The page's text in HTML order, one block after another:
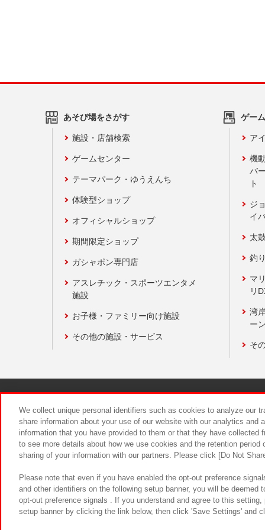
あそび場をさがす
施設・店舗検索
ゲームセンター
テーマパーク・ゆうえんち
体験型ショップ
オフィシャルショップ
期間限定ショップ
ガシャポン専門店
アスレチック・スポーツエンタメ
施設
お子様・ファミリー向け施設
その他の施設・サービス
ゲー
ア
機
バ
ト
ジ
イ
太
釣
マ
リ
湾
ー
そ
食品のご
We collect unique personal identifiers such as cookies to analyze our
share information about your use of our website with our analytics and
information that you have provided to them or that they have
to see more details about how we use cookies and the retention
sharing of your information with our partners. Please click [Do Not
Please note that even if you have enabled the opt-out preference
and other identifiers on the following setup banner, you will be
opt-out preference signals . If you understand and agree to this
setup banner by clicking the link below, then click 'Save Settings' and